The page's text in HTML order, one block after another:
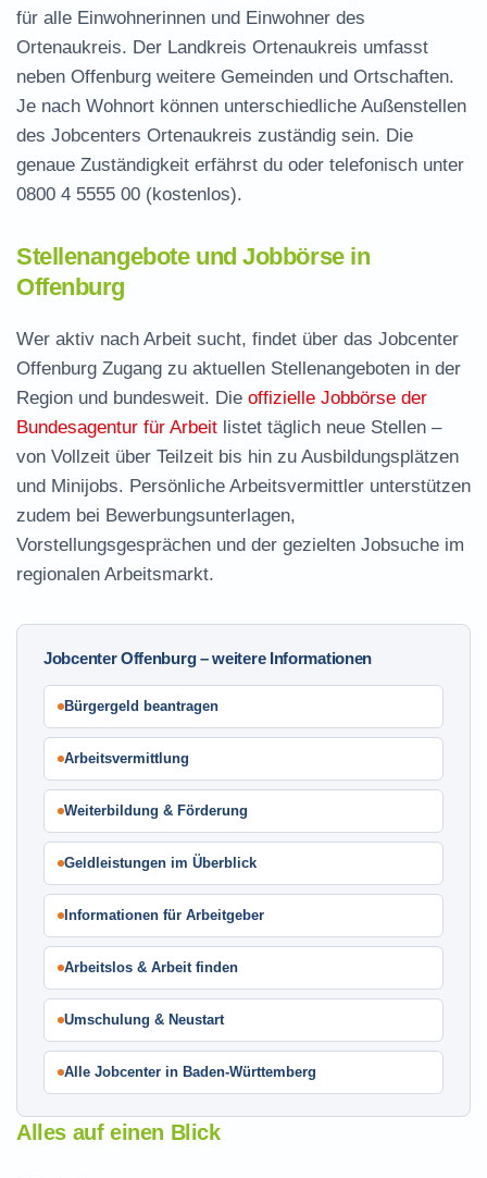
für alle Einwohnerinnen und Einwohner des
Ortenaukreis. Der Landkreis Ortenaukreis umfasst
neben Offenburg weitere Gemeinden und Ortschaften.
Je nach Wohnort können unterschiedliche Außenstellen
des Jobcenters Ortenaukreis zuständig sein. Die
genaue Zuständigkeit erfährst du oder telefonisch unter
0800 4 5555 00 (kostenlos).
Stellenangebote und Jobbörse in
Offenburg
Wer aktiv nach Arbeit sucht, findet über das Jobcenter
Offenburg Zugang zu aktuellen Stellenangeboten in der
Region und bundesweit. Die offizielle Jobbörse der
Bundesagentur für Arbeit listet täglich neue Stellen –
von Vollzeit über Teilzeit bis hin zu Ausbildungsplätzen
und Minijobs. Persönliche Arbeitsvermittler unterstützen
zudem bei Bewerbungsunterlagen,
Vorstellungsgesprächen und der gezielten Jobsuche im
regionalen Arbeitsmarkt.
Jobcenter Offenburg – weitere Informationen
Bürgergeld beantragen
Arbeitsvermittlung
Weiterbildung & Förderung
Geldleistungen im Überblick
Informationen für Arbeitgeber
Arbeitslos & Arbeit finden
Umschulung & Neustart
Alle Jobcenter in Baden-Württemberg
Alles auf einen Blick